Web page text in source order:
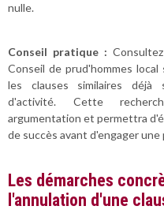
nulle.
Conseil pratique :
Conseil de prud'hommes
les clauses similaires déjà
d'activité. Cette
argumentation et permettra
de succès avant d'engager une
Les démarches
l'annulation d'une